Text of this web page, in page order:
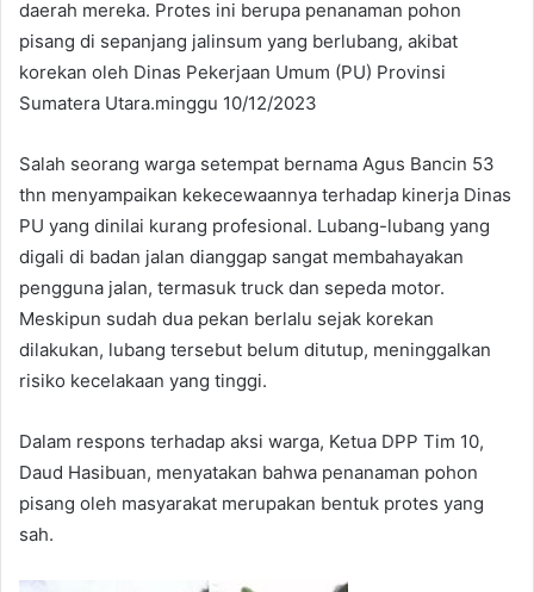
daerah mereka. Protes ini berupa penanaman pohon
pisang di sepanjang jalinsum yang berlubang, akibat
korekan oleh Dinas Pekerjaan Umum (PU) Provinsi
Sumatera Utara.minggu 10/12/2023
Salah seorang warga setempat bernama Agus Bancin 53
thn menyampaikan kekecewaannya terhadap kinerja Dinas
PU yang dinilai kurang profesional. Lubang-lubang yang
digali di badan jalan dianggap sangat membahayakan
pengguna jalan, termasuk truck dan sepeda motor.
Meskipun sudah dua pekan berlalu sejak korekan
dilakukan, lubang tersebut belum ditutup, meninggalkan
risiko kecelakaan yang tinggi.
Dalam respons terhadap aksi warga, Ketua DPP Tim 10,
Daud Hasibuan, menyatakan bahwa penanaman pohon
pisang oleh masyarakat merupakan bentuk protes yang
sah.